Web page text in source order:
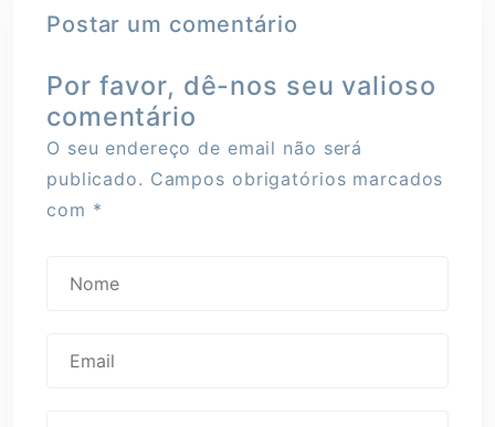
Postar um comentário
Por favor, dê-nos seu valioso
comentário
O seu endereço de email não será
publicado. Campos obrigatórios marcados
com *